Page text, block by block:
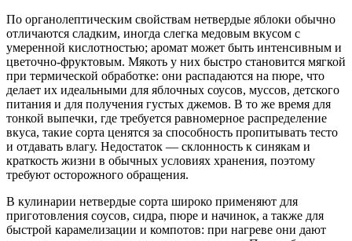
По органолептическим свойствам нетвердые яблоки обычно
отличаются сладким, иногда слегка медовым вкусом с
умеренной кислотностью; аромат может быть интенсивным и
цветочно-фруктовым. Мякоть у них быстро становится мягкой
при термической обработке: они распадаются на пюре, что
делает их идеальными для яблочных соусов, муссов, детского
питания и для получения густых джемов. В то же время для
тонкой выпечки, где требуется равномерное распределение
вкуса, такие сорта ценятся за способность пропитывать тесто
и отдавать влагу. Недостаток — склонность к синякам и
краткость жизни в обычных условиях хранения, поэтому
требуют осторожного обращения.
В кулинарии нетвердые сорта широко применяют для
приготовления соусов, сидра, пюре и начинок, а также для
быстрой карамелизации и компотов: при нагреве они дают